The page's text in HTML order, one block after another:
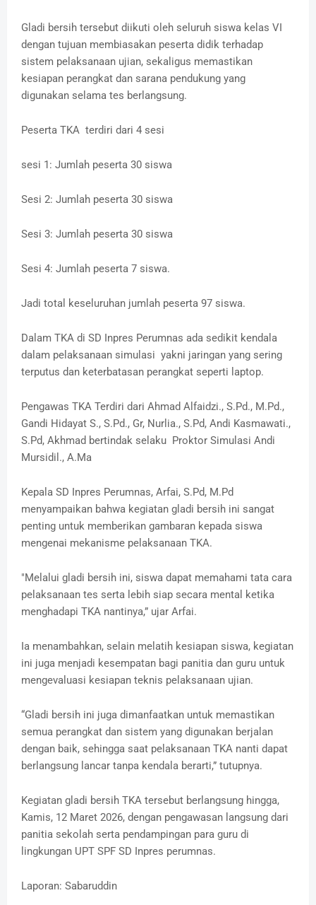
Gladi bersih tersebut diikuti oleh seluruh siswa kelas VI
dengan tujuan membiasakan peserta didik terhadap
sistem pelaksanaan ujian, sekaligus memastikan
kesiapan perangkat dan sarana pendukung yang
digunakan selama tes berlangsung.
Peserta TKA terdiri dari 4 sesi
sesi 1: Jumlah peserta 30 siswa
Sesi 2: Jumlah peserta 30 siswa
Sesi 3: Jumlah peserta 30 siswa
Sesi 4: Jumlah peserta 7 siswa.
Jadi total keseluruhan jumlah peserta 97 siswa.
Dalam TKA di SD Inpres Perumnas ada sedikit kendala
dalam pelaksanaan simulasi yakni jaringan yang sering
terputus dan keterbatasan perangkat seperti laptop.
Pengawas TKA Terdiri dari Ahmad Alfaidzi., S.Pd., M.Pd.,
Gandi Hidayat S., S.Pd., Gr, Nurlia., S.Pd, Andi Kasmawati.,
S.Pd, Akhmad bertindak selaku Proktor Simulasi Andi
Mursidil., A.Ma
Kepala SD Inpres Perumnas, Arfai, S.Pd, M.Pd
menyampaikan bahwa kegiatan gladi bersih ini sangat
penting untuk memberikan gambaran kepada siswa
mengenai mekanisme pelaksanaan TKA.
"Melalui gladi bersih ini, siswa dapat memahami tata cara
pelaksanaan tes serta lebih siap secara mental ketika
menghadapi TKA nantinya,” ujar Arfai.
Ia menambahkan, selain melatih kesiapan siswa, kegiatan
ini juga menjadi kesempatan bagi panitia dan guru untuk
mengevaluasi kesiapan teknis pelaksanaan ujian.
“Gladi bersih ini juga dimanfaatkan untuk memastikan
semua perangkat dan sistem yang digunakan berjalan
dengan baik, sehingga saat pelaksanaan TKA nanti dapat
berlangsung lancar tanpa kendala berarti,” tutupnya.
Kegiatan gladi bersih TKA tersebut berlangsung hingga,
Kamis, 12 Maret 2026, dengan pengawasan langsung dari
panitia sekolah serta pendampingan para guru di
lingkungan UPT SPF SD Inpres perumnas.
Laporan: Sabaruddin